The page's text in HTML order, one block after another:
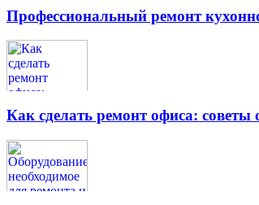
Профессиональный ремонт
Как сделать ремонт офиса: советы